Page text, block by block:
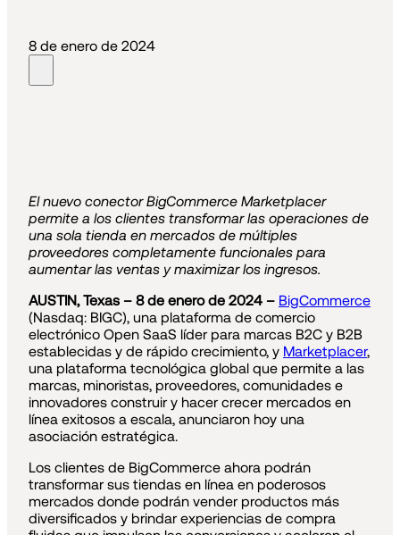
8 de enero de 2024
El nuevo conector BigCommerce Marketplacer
permite a los clientes transformar las operaciones de
una sola tienda en mercados de múltiples
proveedores completamente funcionales para
aumentar las ventas y maximizar los ingresos.
AUSTIN, Texas – 8 de enero de 2024 – BigCommerce
(Nasdaq: BIGC), una plataforma de comercio
electrónico Open SaaS líder para marcas B2C y B2B
establecidas y de rápido crecimiento, y Marketplacer,
una plataforma tecnológica global que permite a las
marcas, minoristas, proveedores, comunidades e
innovadores construir y hacer crecer mercados en
línea exitosos a escala, anunciaron hoy una
asociación estratégica.
Los clientes de BigCommerce ahora podrán
transformar sus tiendas en línea en poderosos
mercados donde podrán vender productos más
diversificados y brindar experiencias de compra